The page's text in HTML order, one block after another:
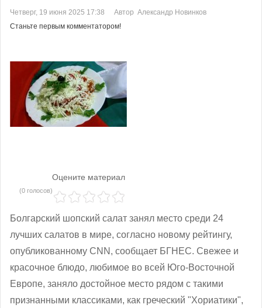
Четверг, 19 июня 2025 17:38
Автор Александр Новинков
Станьте первым комментатором!
Оцените материал
(0 голосов)
Болгарский шопский салат занял место среди 24
лучших салатов в мире, согласно новому рейтингу,
опубликованному CNN, сообщает БГНЕС. Свежее и
красочное блюдо, любимое во всей Юго-Восточной
Европе, заняло достойное место рядом с такими
признанными классиками, как греческий "Хориатики",